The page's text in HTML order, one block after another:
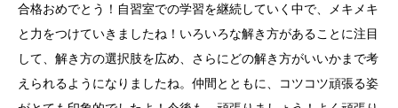
合格おめでとう！自習室での学習を継続していく中で、メキメキ
と力をつけていきましたね！いろいろな解き方があることに注目
して、解き方の選択肢を広め、さらにどの解き方がいいかまで考
えられるようになりましたね。仲間とともに、コツコツ頑張る姿